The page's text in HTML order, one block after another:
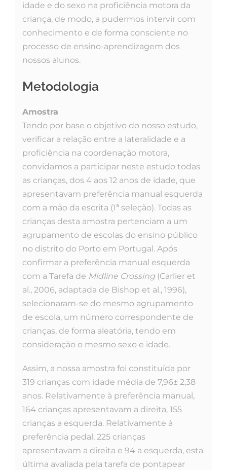
idade e do sexo na proficiência motora da
criança, de modo, a pudermos intervir com
conhecimento e de forma consciente no
processo de ensino-aprendizagem dos
nossos alunos.
Metodologia
Amostra
Tendo por base o objetivo do nosso estudo,
verificar a relação entre a lateralidade e a
proficiência na coordenação motora,
convidamos a participar neste estudo todas
as crianças, dos 4 aos 12 anos de idade, que
apresentavam preferência manual esquerda
com a mão da escrita (1ª seleção). Todas as
crianças desta amostra pertenciam a um
agrupamento de escolas do ensino público
no distrito do Porto em Portugal. Após
confirmar a preferência manual esquerda
com a Tarefa de Midline Crossing (Carlier et
al., 2006, adaptada de Bishop et al., 1996),
selecionaram-se do mesmo agrupamento
de escola, um número correspondente de
crianças, de forma aleatória, tendo em
consideração o mesmo sexo e idade.
Assim, a nossa amostra foi constituída por
319 crianças com idade média de 7,96± 2,38
anos. Relativamente à preferência manual,
164 crianças apresentavam a direita, 155
crianças a esquerda. Relativamente à
preferência pedal, 225 crianças
apresentavam a direita e 94 a esquerda, esta
última avaliada pela tarefa de pontapear